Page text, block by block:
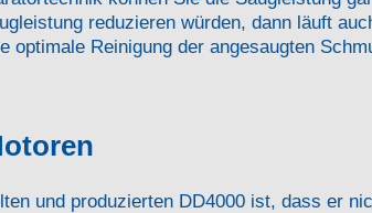
reduzieren würden, dann läuft
optimale Reinigung der angesaugten
und produzierten DD4000 ist, dass er